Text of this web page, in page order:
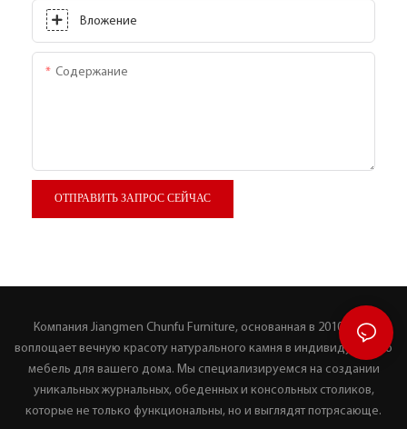
Вложение
Содержание
ОТПРАВИТЬ ЗАПРОС СЕЙЧАС
Компания Jiangmen Chunfu Furniture, основанная в 2010 году,
воплощает вечную красоту натурального камня в индивидуальную
мебель для вашего дома. Мы специализируемся на создании
уникальных журнальных, обеденных и консольных столиков,
которые не только функциональны, но и выглядят потрясающе.